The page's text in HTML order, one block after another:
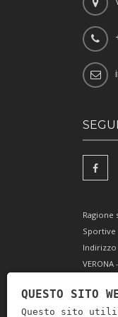
Ragione
Sportive
Indirizzo
VERONA
Codice
0051416
QUESTO SITO
Questo sito